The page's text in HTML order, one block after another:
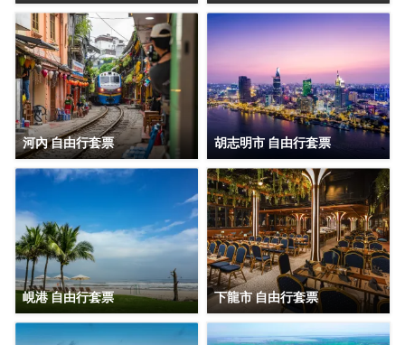
河內 自由行套票 胡志明市 自由行套票
峴港 自由行套票 下龍市 自由行套票